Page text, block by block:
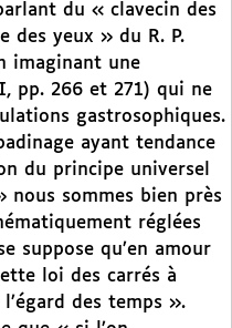
du « clavecin des
des yeux » du R. P.
imaginant une
pp. 266 et 271) qui ne
gastrosophiques.
ayant tendance
du principe universel
nous sommes bien près
réglées
suppose qu’en amour
loi des carrés à
des temps ».